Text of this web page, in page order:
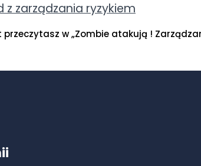
z zarządzania ryzykiem
przeczytasz w „Zombie atakują !